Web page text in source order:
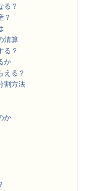
る？
？
清算
る？
か
える？
割方法
か